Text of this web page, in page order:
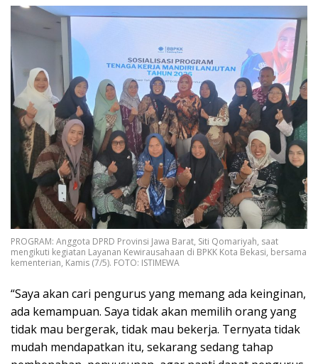
PROGRAM: Anggota DPRD Provinsi Jawa Barat, Siti Qomariyah, saat
mengikuti kegiatan Layanan Kewirausahaan di BPKK Kota Bekasi, bersama
kementerian, Kamis (7/5). FOTO: ISTIMEWA
“Saya akan cari pengurus yang memang ada keinginan,
ada kemampuan. Saya tidak akan memilih orang yang
tidak mau bergerak, tidak mau bekerja. Ternyata tidak
mudah mendapatkan itu, sekarang sedang tahap